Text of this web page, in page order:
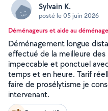
Sylvain K.
posté le 05 juin 2026
Déménageurs et aide au
Déménagement longue
effectué de la meilleure
impeccable et ponctuel
temps et en heure. Tarif
faire de prosélytisme je
intervenant.